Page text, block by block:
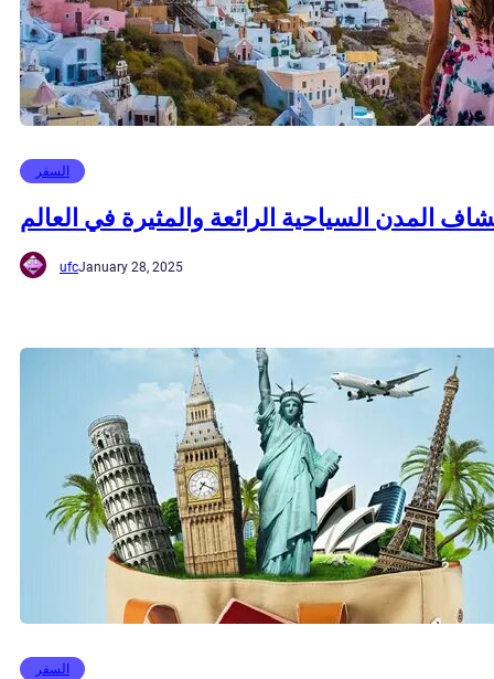
السفر
المدن السياحية الرائعة والمثيرة في العالم
ufcJanuary 28, 2025
السفر